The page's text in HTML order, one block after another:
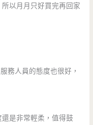
以月月只好買完再回家
務人員的態度也很好，
是非常輕柔，值得鼓